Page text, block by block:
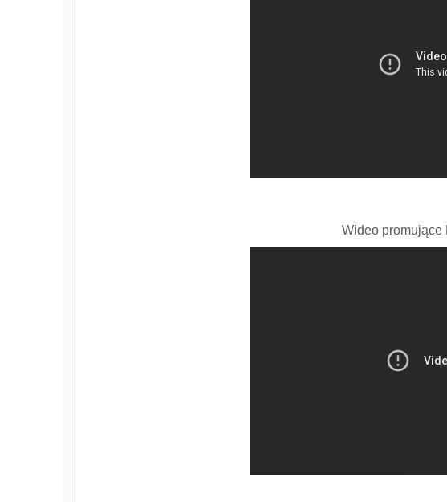
Wideo promujące